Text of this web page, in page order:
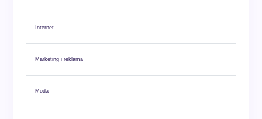
Internet
Marketing i reklama
Moda